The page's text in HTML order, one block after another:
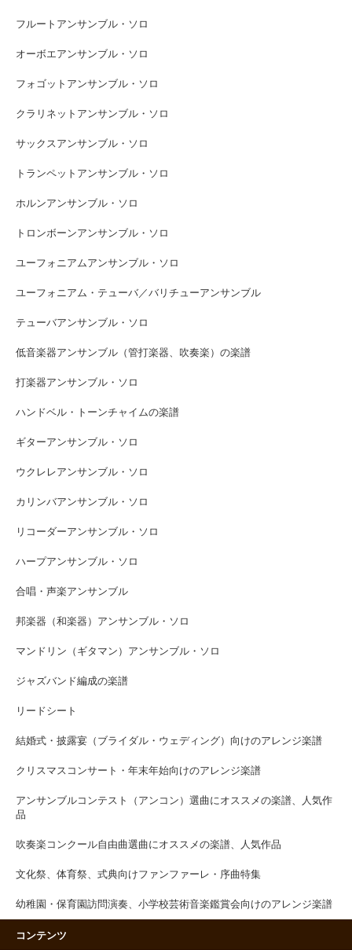
フルートアンサンブル・ソロ
オーボエアンサンブル・ソロ
フォゴットアンサンブル・ソロ
クラリネットアンサンブル・ソロ
サックスアンサンブル・ソロ
トランペットアンサンブル・ソロ
ホルンアンサンブル・ソロ
トロンボーンアンサンブル・ソロ
ユーフォニアムアンサンブル・ソロ
ユーフォニアム・テューバ／バリチューアンサンブル
テューバアンサンブル・ソロ
低音楽器アンサンブル（管打楽器、吹奏楽）の楽譜
打楽器アンサンブル・ソロ
ハンドベル・トーンチャイムの楽譜
ギターアンサンブル・ソロ
ウクレレアンサンブル・ソロ
カリンバアンサンブル・ソロ
リコーダーアンサンブル・ソロ
ハープアンサンブル・ソロ
合唱・声楽アンサンブル
邦楽器（和楽器）アンサンブル・ソロ
マンドリン（ギタマン）アンサンブル・ソロ
ジャズバンド編成の楽譜
リードシート
結婚式・披露宴（ブライダル・ウェディング）向けのアレンジ楽譜
クリスマスコンサート・年末年始向けのアレンジ楽譜
アンサンブルコンテスト（アンコン）選曲にオススメの楽譜、人気作
品
吹奏楽コンクール自由曲選曲にオススメの楽譜、人気作品
文化祭、体育祭、式典向けファンファーレ・序曲特集
幼稚園・保育園訪問演奏、小学校芸術音楽鑑賞会向けのアレンジ楽譜
コンテンツ